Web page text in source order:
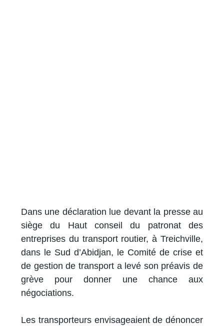
Dans une déclaration lue devant la presse au
siège du Haut conseil du patronat des
entreprises du transport routier, à Treichville,
dans le Sud d’Abidjan, le Comité de crise et
de gestion de transport a levé son préavis de
grève pour donner une chance aux
négociations.
Les transporteurs envisageaient de dénoncer